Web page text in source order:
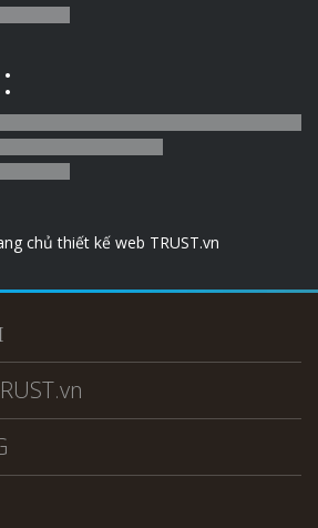
chủ thiết kế web TRUST.vn